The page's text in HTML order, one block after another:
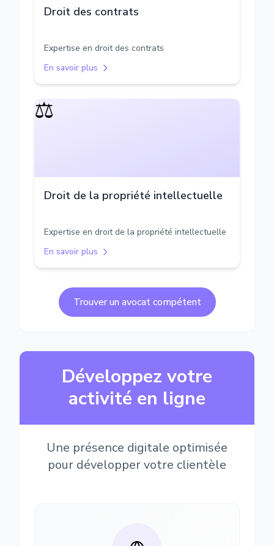
Droit des contrats
Expertise en droit des contrats
En savoir plus
⚖️
Droit de la propriété intellectuelle
Expertise en droit de la propriété intellectuelle
En savoir plus
Trouver un avocat compétent
Développez votre
activité en ligne
Une présence digitale optimisée
pour développer votre clientèle